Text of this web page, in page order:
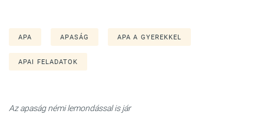
APA APASÁG APA A GYEREKKEL
APAI FELADATOK
Az apaság némi lemondással is jár